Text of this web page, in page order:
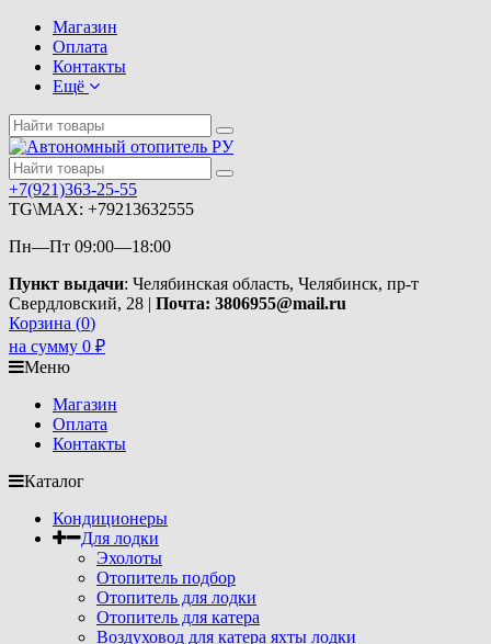
Магазин
Оплата
Контакты
Ещё
+7(921)363-25-55
TG\MAX: +79213632555
Пн—Пт 09:00—18:00
Пункт выдачи: Челябинская область, Челябинск, пр-т
Свердловский, 28 | Почта: 3806955@mail.ru
Корзина (0)
на сумму 0 ₽
Меню
Магазин
Оплата
Контакты
Каталог
Кондиционеры
Для лодки
Эхолоты
Отопитель подбор
Отопитель для лодки
Отопитель для катера
Воздуховод для катера яхты лодки